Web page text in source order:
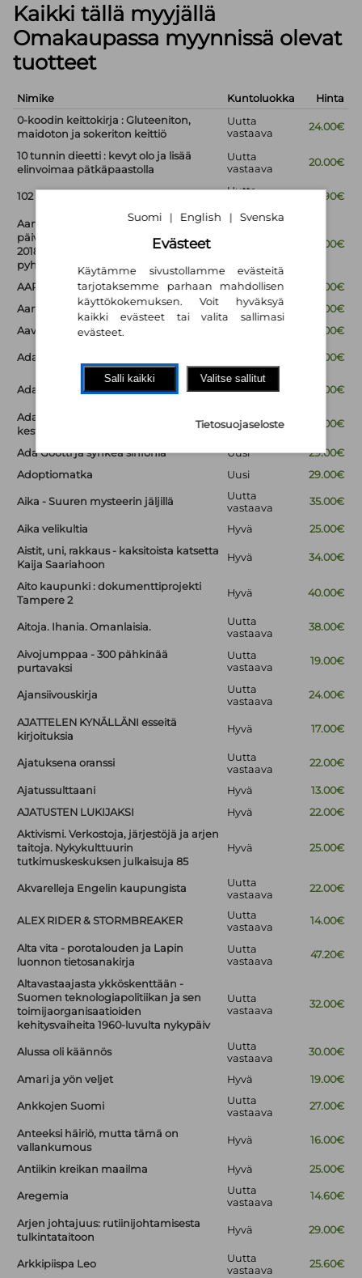
Kaikki tällä myyjällä
Omakaupassa myynnissä olevat
tuotteet
Nimike Kuntoluokka
Hinta
0-koodin keittokirja : Gluteeniton,
maidoton ja sokeriton keittiö
Uutta
vastaava
24.00€
10 tunnin dieetti : kevyt olo ja lisää
elinvoimaa pätkäpaastolla
Uutta
vastaava
20.00€
102 askelta mummilaan
Uutta
18.90€
Aamulla rukouspolku :
päiväkirjamerkintöjä vuosilta 2007-
2018, opetuslapsena, tuhlaajapoikana,
pyhiinvaeltajana
24.00€
AAPISKUKKO Hyvä
18.00€
Aarteita ja muistoesineitä
Hyvä
14.00€
Aavesaaren arvoitus
18.00€
Ada Gootti ja hiiren haamu
vastaava
34.00€
Ada Gootti ja Humisevan karju
Uutta
26.00€
Ada Gootti ja kuoloa kamalammat
kestit
Uutta
vastaava
29.00€
Ada Gootti ja synkeä sinfonia Uusi
29.00€
Adoptiomatka
Uusi 29.00€
Aika - Suuren mysteerin jäljillä
Uutta
vastaava
35.00€
Aika velikultia Hyvä
25.00€
Aistit, uni, rakkaus - kaksitoista katsetta
Kaija Saariahoon
Hyvä 34.00€
Aito kaupunki : dokumenttiprojekti
Tampere 2
Hyvä 40.00€
Aitoja. Ihania. Omanlaisia.
Uutta
vastaava
38.00€
Aivojumppaa - 300 pähkinää
purtavaksi
Uutta
vastaava
19.00€
Ajansiivouskirja
Uutta
vastaava
24.00€
AJATTELEN KYNÄLLÄNI esseitä
kirjoituksia
Hyvä 17.00€
Ajatuksena oranssi
Uutta
vastaava
22.00€
Ajatussulttaani Hyvä
13.00€
AJATUSTEN LUKIJAKSI
Hyvä
22.00€
Aktivismi. Verkostoja, järjestöjä ja arjen
taitoja. Nykykulttuurin
tutkimuskeskuksen julkaisuja 85
Hyvä 25.00€
Akvarelleja Engelin kaupungista
Uutta
vastaava
22.00€
ALEX RIDER & STORMBREAKER
Uutta
vastaava
14.00€
Alta vita - porotalouden ja Lapin
luonnon tietosanakirja
Uutta
vastaava
47.20€
Altavastaajasta ykköskenttään -
Suomen teknologiapolitiikan ja sen
toimijaorganisaatioiden
kehitysvaiheita 1960-luvulta nykypäiv
Uutta
vastaava
32.00€
Alussa oli käännös
Uutta
vastaava
30.00€
Amari ja yön veljet Hyvä 19.00€
Ankkojen Suomi
Uutta
vastaava
27.00€
Anteeksi häiriö, mutta tämä on
vallankumous
Hyvä 16.00€
Antiikin kreikan maailma Hyvä 25.00€
Aregemia
Uutta
vastaava
14.60€
Arjen johtajuus: rutiinijohtamisesta
tulkintataitoon
Hyvä 29.00€
Arkkipiispa Leo
Uutta
vastaava
25.60€
Suomi | English | Svenska
Evästeet
Käytämme sivustollamme evästeitä
tarjotaksemme parhaan mahdollisen
käyttökokemuksen. Voit hyväksyä
kaikki evästeet tai valita sallimasi
evästeet.
Salli kaikki Valitse sallitut
Tietosuojaseloste